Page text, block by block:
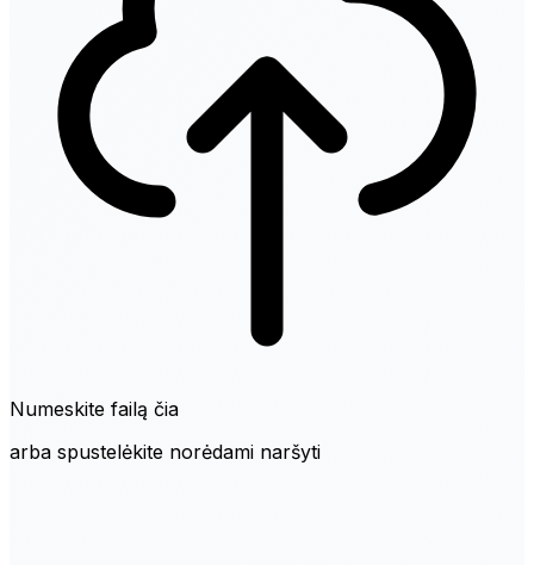
Numeskite failą čia
arba spustelėkite norėdami naršyti